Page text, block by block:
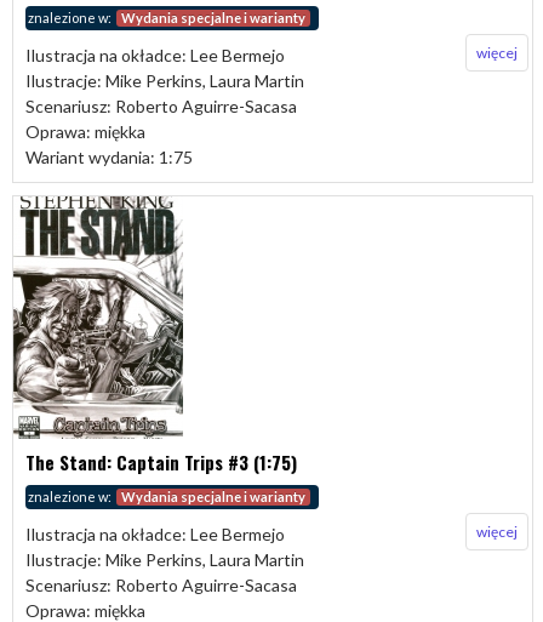
znalezione w: Wydania specjalne i warianty
Ilustracja na okładce: Lee Bermejo
Ilustracje: Mike Perkins, Laura Martin
Scenariusz: Roberto Aguirre-Sacasa
Oprawa: miękka
Wariant wydania: 1:75
więcej
The Stand: Captain Trips #3 (1:75)
znalezione w: Wydania specjalne i warianty
Ilustracja na okładce: Lee Bermejo
Ilustracje: Mike Perkins, Laura Martin
Scenariusz: Roberto Aguirre-Sacasa
Oprawa: miękka
więcej